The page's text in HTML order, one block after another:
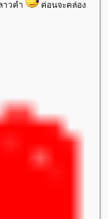
าวคำ
ค่อนจะคล่อง